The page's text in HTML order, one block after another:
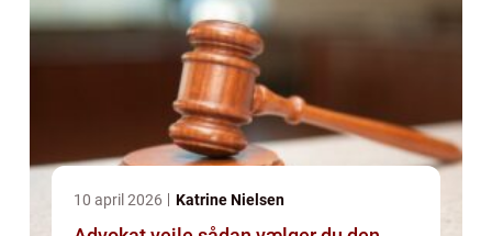
10 april 2026 Katrine Nielsen